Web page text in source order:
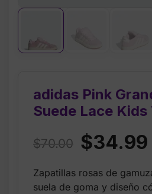
adidas Pink
Suede Lace
$70.00 Original
was:
$34.99
Zapatillas rosas de
suela de goma y diseño